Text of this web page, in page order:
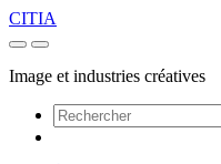
CITIA
Image et industries créatives